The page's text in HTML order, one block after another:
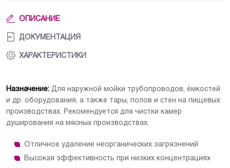
ОПИСАНИЕ
ДОКУМЕНТАЦИЯ
ХАРАКТЕРИСТИКИ
Назначение: Для наружной мойки трубопроводов, ёмкостей
и др. оборудования, а также тары, полов и стен на пищевых
производствах. Рекомендуется для чистки камер
душирования на мясных производствах.
Отличное удаление неорганических загрязнений
Высокая эффективность при низких концентрациях
Производитель ООО Сателлит
Вес (кг) 10.2